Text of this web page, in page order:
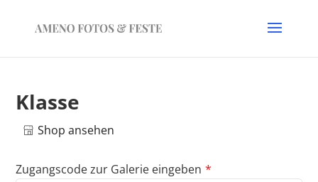
Klasse
Shop ansehen
Zugangscode zur Galerie eingeben *